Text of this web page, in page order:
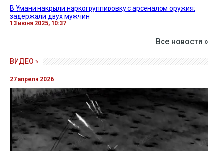
В Умани накрыли наркогруппировку с арсеналом оружия:
задержали двух мужчин
13 июня 2025, 10:37
Все новости »
ВИДЕО »
27 апреля 2026